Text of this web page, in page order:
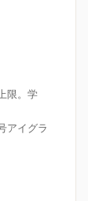
限。学
アイグラ